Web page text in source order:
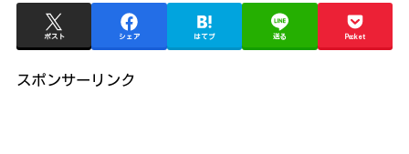
ポスト シェア はてブ 送る Pocket
スポンサーリンク